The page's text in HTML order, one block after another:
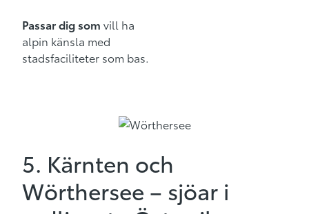
Passar dig som vill ha
alpin känsla med
stadsfaciliteter som bas.
5. Kärnten och
Wörthersee – sjöar i